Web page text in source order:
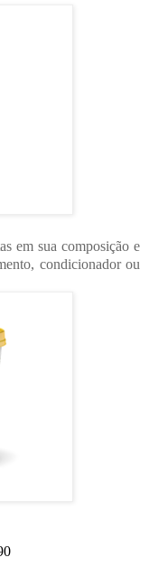
em sua composição e
condicionador ou